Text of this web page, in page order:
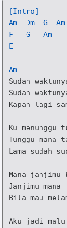
[Intro]
Am
Dm G
Am
F
G
Am
E
Am
Sudah
Kapan lagi
Ku menunggu
ama sudah
Mana janjimu
Bila mau
Aku jad i malu